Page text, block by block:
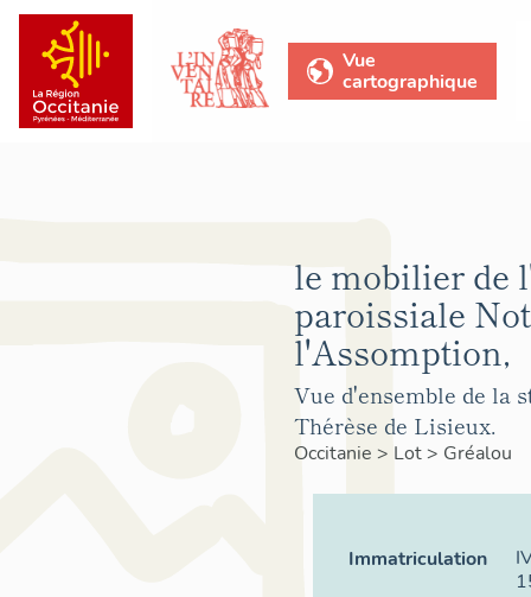
Vue
cartographique
le mobilier de
paroissiale
l'Assomption,
Vue d'ensemble de la
Thérèse de Lisieux.
Occitanie > Lot> Gréalou
Immatriculation